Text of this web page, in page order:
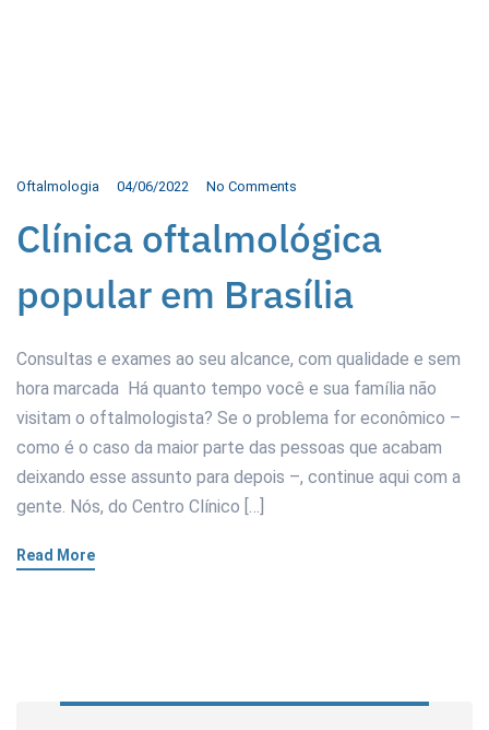
Oftalmologia 04/06/2022 No Comments
Clínica oftalmológica
popular em Brasília
Consultas e exames ao seu alcance, com qualidade e sem
hora marcada Há quanto tempo você e sua família não
visitam o oftalmologista? Se o problema for econômico –
como é o caso da maior parte das pessoas que acabam
deixando esse assunto para depois –, continue aqui com a
gente. Nós, do Centro Clínico […]
Read More